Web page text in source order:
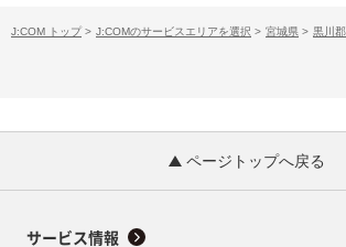
J:COM トップ > J:COMのサービスエリアを選択 > 宮城県 > 黒川
ページトップへ戻る
サービス情報